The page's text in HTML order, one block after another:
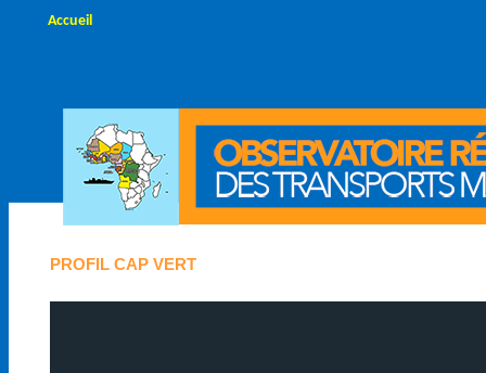
Accueil
PROFIL CAP VERT